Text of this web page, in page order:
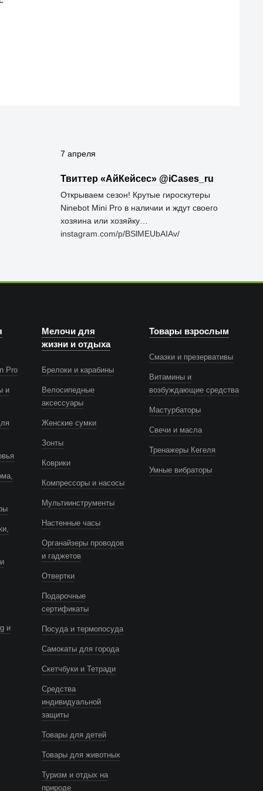
7 апреля
Твиттер «АйКейсес» ‏@iCases_ru
Открываем сезон! Крутые гироскутеры
Ninebot Mini Pro в наличии и ждут своего
хозяина или хозяйку…
instagram.com/p/BSlMEUbAIAv/
Pro
и
и
Мелочи для
жизни и отдыха
Брелоки и карабины
Велосипедные
аксессуары
Женские сумки
Зонты
Коврики
Компрессоры и насосы
Мультиинструменты
Настенные часы
Органайзеры проводов
и гаджетов
Отвертки
Подарочные
сертификаты
Посуда и термопосуда
Самокаты для города
Скетчбуки и Тетради
Средства
индивидуальной
защиты
Товары для детей
Товары для животных
Туризм и отдых на
природе
Товары взрослым
Смазки и презервативы
Витамины и
возбуждающие средства
Мастурбаторы
Свечи и масла
Тренажеры Кегеля
Умные вибраторы